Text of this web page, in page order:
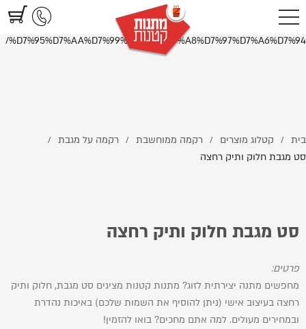
https://www.littlegifts.co.il/%D7%A1%D7%98-
%D7%9E%D7%92%D7%91%D7%AA-%D7%97%D7%9C%D7%95%D7%A7-
%D7%95%D7%AA%D7%99%D7%A7-%D7%A8%D7%97%D7%A6%D7%94/
בית / קטלוג מוצרים / רקמה ממוחשבת / רקמה על מגבת /
סט מגבת חלוק ותיק רחצה
סט מגבת חלוק ותיק רחצה
פרטים:
מחפשים מתנה יצירתית לזוג? מתנות קטנות מציגים סט מגבת, חלוק ותיק
רחצה בעיצוב אישי (ניתן להוסיף את השמות שלכם) באיכות נהדרת
ובמחירים מעולים. למה אתם מחכים? בואו להזמין!